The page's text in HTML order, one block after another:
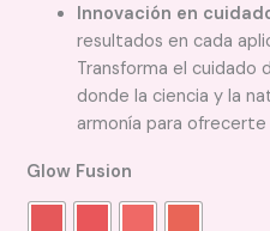
Innovación en
resultados en cada
Transforma el cuidado
donde la ciencia y la
armonía para ofrecerte
Glow Fusion